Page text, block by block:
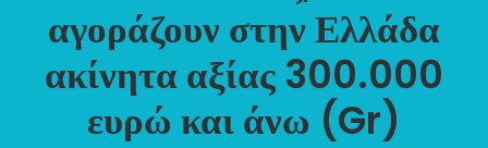
ПРО НАС
“ВІСНИК”/”ΑΓΓΕΛΙΑΦΌΡΟΣ”
αγοράζουν στην Ελλάδα
ακίνητα αξίας 300.000
ευρώ και άνω (Gr)